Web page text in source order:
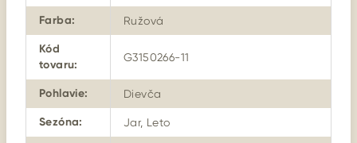
Farba: Ružová
Kód
tovaru:
G3150266-11
Pohlavie: Dievča
Sezóna: Jar, Leto